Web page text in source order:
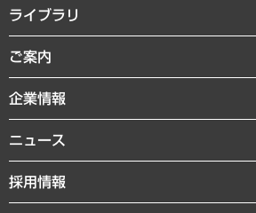
経営戦略
組織・人事戦略
デジタルイノベーション
共生・ダイバーシティ
GRC（ガバナンス・リスク・コンプライアンス）
経済・産業・雇用・労働
ライブラリ
経済調査
レポート
コラム
経営用語集
受託・受注実績（官公庁関連）
ご案内
セミナー・イベント情報
MUFGビジネスセミナー
受託案件情報
企業情報
私たちの想い
社長メッセージ
会社概要
ニュース
ニュースリリース
お知らせ
採用情報